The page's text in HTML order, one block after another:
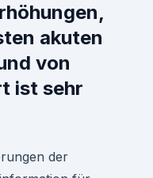
akuten
von
ist sehr
der